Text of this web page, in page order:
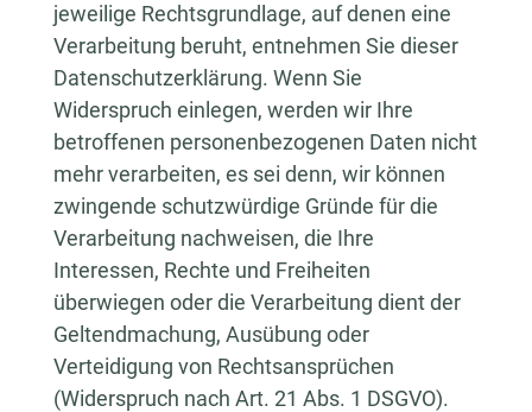
jeweilige Rechtsgrundlage, auf denen eine
Verarbeitung beruht, entnehmen Sie dieser
Datenschutzerklärung. Wenn Sie
Widerspruch einlegen, werden wir Ihre
betroffenen personenbezogenen Daten nicht
mehr verarbeiten, es sei denn, wir können
zwingende schutzwürdige Gründe für die
Verarbeitung nachweisen, die Ihre
Interessen, Rechte und Freiheiten
überwiegen oder die Verarbeitung dient der
Geltendmachung, Ausübung oder
Verteidigung von Rechtsansprüchen
(Widerspruch nach Art. 21 Abs. 1 DSGVO).